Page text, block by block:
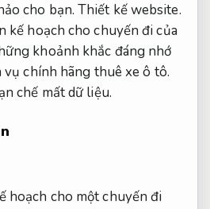
cho bạn. Thiết kế website.
kế hoạch cho chuyến đi của
khoảnh khắc đáng nhớ
vụ chính hãng thuê xe ô tô.
chế mất dữ liệu.
hoạch cho một chuyến đi